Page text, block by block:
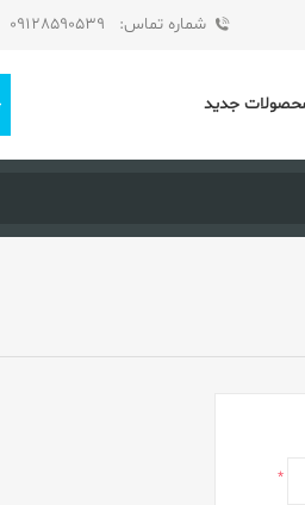
شماره تماس: 09128590539
جدید
*